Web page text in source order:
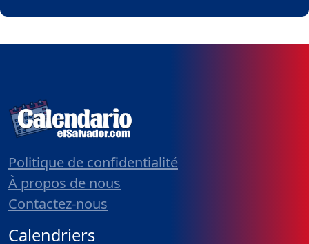
Politique de confidentialité
À propos de nous
Contactez-nous
Calendriers